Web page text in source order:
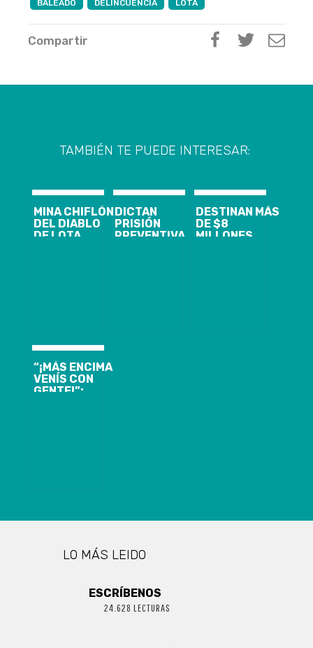
BALEADO DELINCUENCIA LOTA
Compartir
TAMBIÉN TE PUEDE INTERESAR:
MINA CHIFLÓN
DEL DIABLO
DE LOTA
DICTAN
PRISIÓN
PREVENTIVA
DESTINAN MÁS
DE $8
MILLONES
“¡MÁS ENCIMA
VENÍS CON
GENTE!”:
LO MÁS LEIDO
ESCRÍBENOS
24.628 LECTURAS